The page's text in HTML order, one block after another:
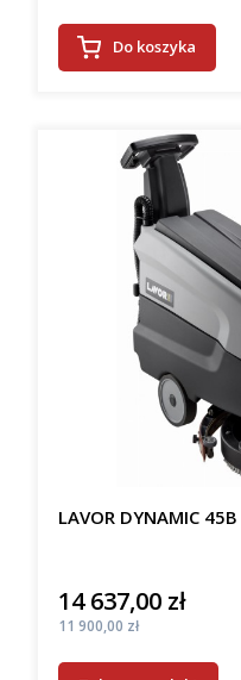
Do koszyka
LAVOR DYNAMIC 45B
Cena
14 637,00 zł
Cena
11 900,00 zł